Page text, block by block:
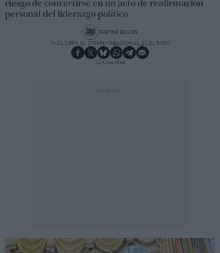
riesgo de convertirse en un acto de reafirmación
personal del liderazgo político
MARTHA GOLFÍN
14 DE JUNIO DE 2026ACTUALIZADO EL 22 DE JUNIO
Guardar